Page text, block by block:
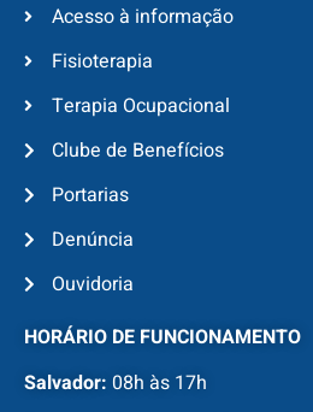
Acesso à informação
Fisioterapia
Terapia Ocupacional
Clube de Benefícios
Portarias
Denúncia
Ouvidoria
HORÁRIO DE FUNCIONAMENTO
Salvador: 08h às 17h